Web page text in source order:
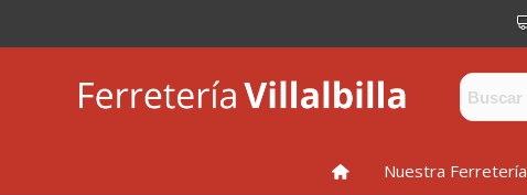
INICIONuestra Ferretería